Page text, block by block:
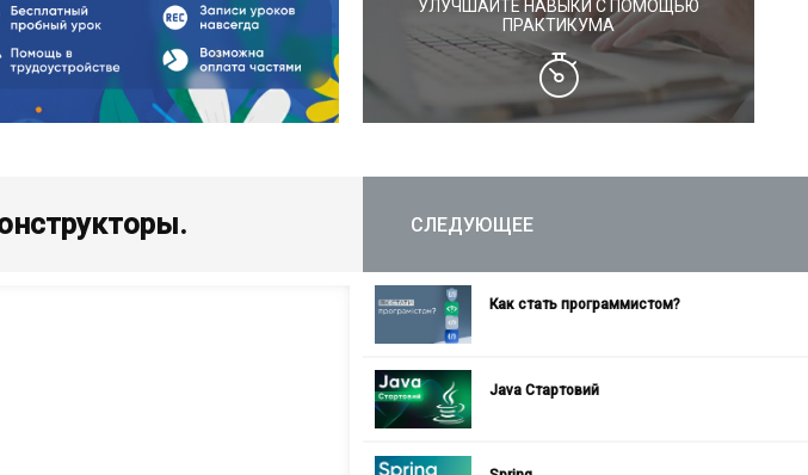
УЛУЧШАЙТЕ НАВЫКИ С ПОМОЩЬЮ
ПРАКТИКУМА
СЛЕДУЮЩЕЕ
Как стать программистом?
Java Стартовий